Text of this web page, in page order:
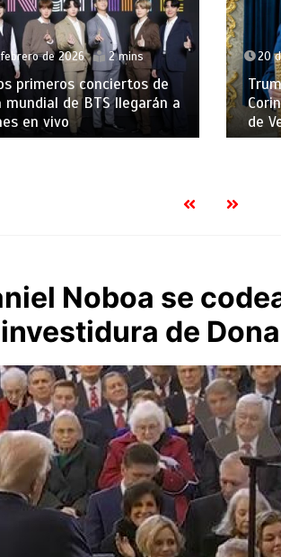
de 2026 2 mins
primeros conciertos de
mundial de BTS llegarán a
en vivo
20
de
Noboa se
de